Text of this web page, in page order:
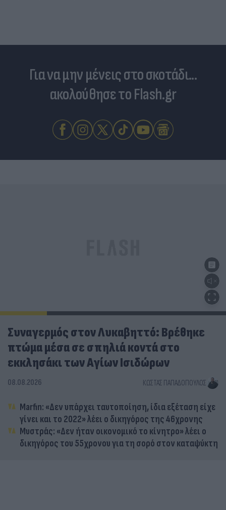
Για να μην μένεις στο σκοτάδι...
ακολούθησε το Flash.gr
Συναγερμός στον Λυκαβηττό: Βρέθηκε
πτώμα μέσα σε σπηλιά κοντά στο
εκκλησάκι των Αγίων Ισιδώρων
08.08.2026 ΚΏΣΤΑΣ ΠΑΠΑΔΌΠΟΥΛΟΣ
Marfin: «Δεν υπάρχει ταυτοποίηση, ίδια εξέταση είχε
γίνει και το 2022» λέει ο δικηγόρος της 46χρονης
Μυστράς: «Δεν ήταν οικονομικό το κίνητρο» λέει ο
δικηγόρος του 55χρονου για τη σορό στον καταψύκτη